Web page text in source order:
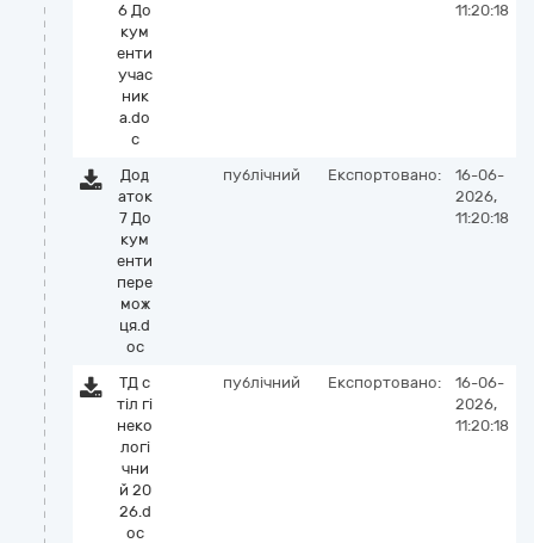
6 До
кум
енти
учас
ник
а.do
c
11:20:18
Дод
аток
7 До
кум
енти
пере
мож
ця.d
oc
публічний Експортовано:
16-06-
2026,
11:20:18
ТД с
тіл гі
неко
логі
чни
й 20
26.d
oc
публічний Експортовано:
16-06-
2026,
11:20:18